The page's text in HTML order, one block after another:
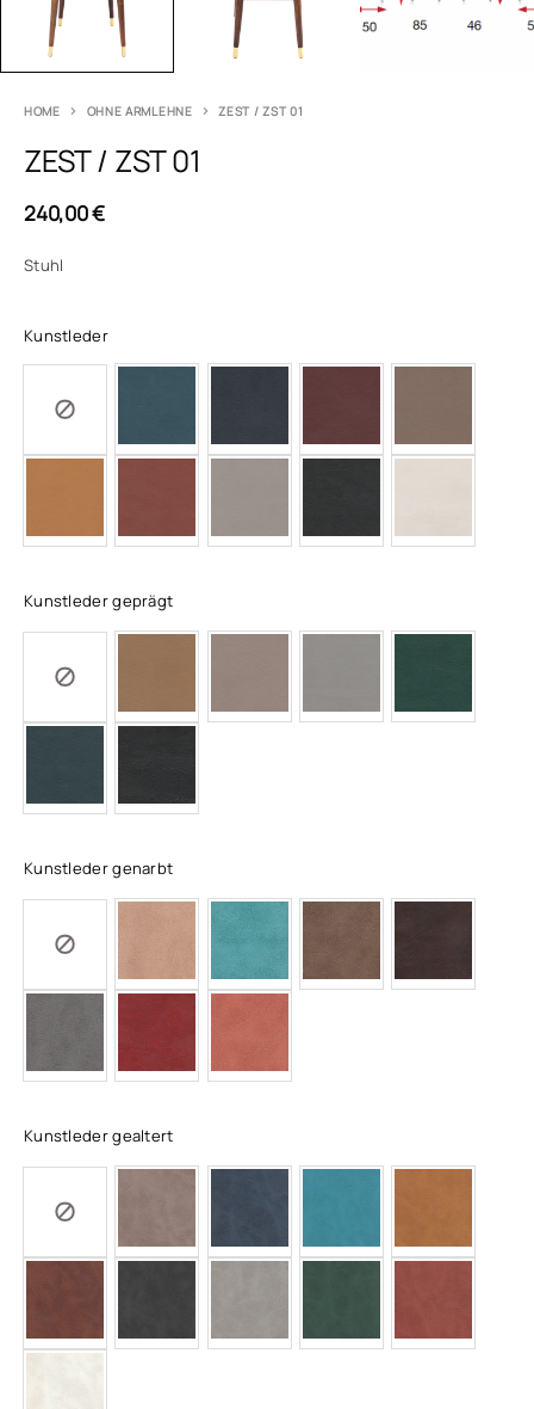
HOME OHNE ARMLEHNE ZEST / ZST 01
ZEST / ZST 01
240,00€
Stuhl
Kunstleder
Kunstleder geprägt
Kunstleder genarbt
Kunstleder gealtert